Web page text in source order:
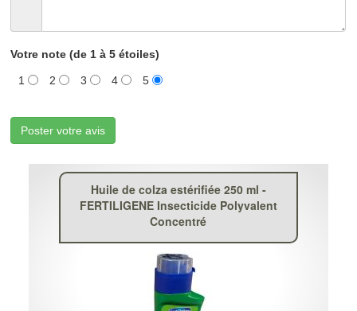
Votre note (de 1 à 5 étoiles)
1 2 3 4 5
Poster votre avis
Huile de colza estérifiée 250 ml -
FERTILIGENE Insecticide Polyvalent
Concentré